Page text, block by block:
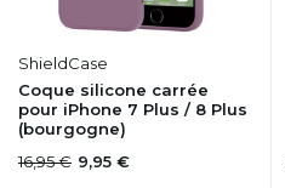
ShieldCase
Coque silicone carrée
pour iPhone 7 Plus / 8 Plus
(bourgogne)
16,95 € 9,95 €